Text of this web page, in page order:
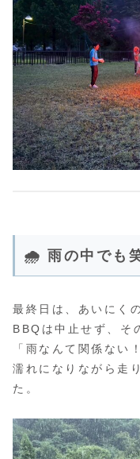
🌧 雨の中でも
最終日は、あいにく
BBQは中止せず、そ
「雨なんて関係ない
濡れになりながら走
た。